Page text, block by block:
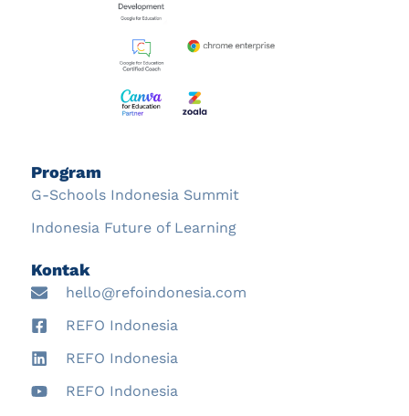
Program
G-Schools Indonesia Summit
Indonesia Future of Learning
Kontak
hello@refoindonesia.com
REFO Indonesia
REFO Indonesia
REFO Indonesia